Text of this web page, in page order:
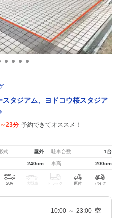
スタジアム、ヨドコウ桜スタジア
23分 予約できてオススメ！
式 屋外 駐車台数 1台
240cm 車高 200cm
SUV 大型車 トラック 原付 バイク
10:00 ～ 23:00 空